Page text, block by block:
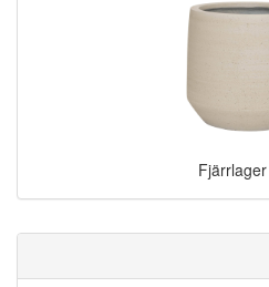
Fjärrlager